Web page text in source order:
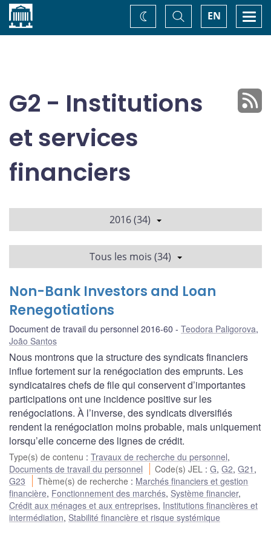
Accueil EN
Basculer
la
recherche
Changez
de
G2 - Institutions
et services
financiers
2016 (34)
Tous les mois (34)
Non-Bank Investors and Loan
Renegotiations
Document de travail du personnel 2016-60 Teodora Paligorova,
João Santos
Nous montrons que la structure des syndicats financiers
influe fortement sur la renégociation des emprunts. Les
syndicataires chefs de file qui conservent d’importantes
participations ont une incidence positive sur les
renégociations. À l’inverse, des syndicats diversifiés
rendent la renégociation moins probable, mais uniquement
lorsqu’elle concerne des lignes de crédit.
Type(s) de contenu : Travaux de recherche du personnel,
Documents de travail du personnel
Code(s) JEL :G,G2,G21 ,
G23
Thème(s) de recherche : Marchés financiers et gestion
financière, Fonctionnement des marchés, Système financier,
Crédit aux ménages et aux entreprises, Institutions financières et
intermédiation, Stabilité financière et risque systémique